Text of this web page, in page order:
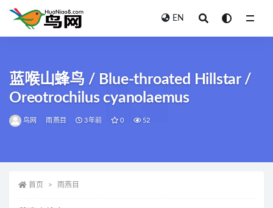
EN
蓝喉山蜂鸟 / Blue-throated Hillstar /
Oreotrochilus cyanolaemus
鸟网 雨燕目 3年前 0 52
首页 雨燕目